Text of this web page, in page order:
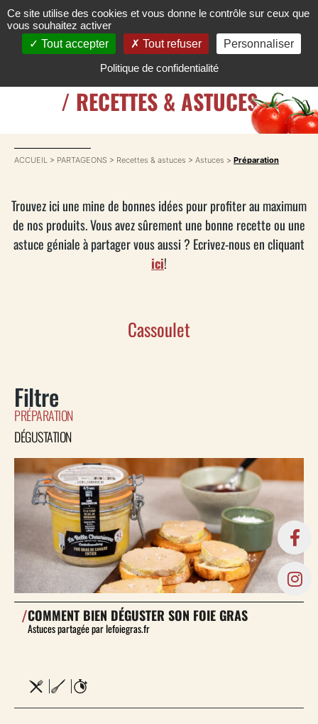
/ RECETTES & ASTUCES
ACCUEIL > PARTAGEONS > Recettes & astuces > Astuces > Préparation
Trouvez ici une mine de bonnes idées pour profiter au maximum
de nos produits. Vous avez sûrement une bonne recette ou une
astuce géniale à partager vous aussi ? Ecrivez-nous en cliquant
ici!
Cassoulet
Filtre
PRÉPARATION
DÉGUSTATION
/COMMENT BIEN DÉGUSTER SON FOIE GRAS
Astuces partagée par lefoiegras.fr
Ce site utilise des cookies et vous donne le contrôle sur ceux que
vous souhaitez activer
Tout accepter
Tout refuser
Personnaliser
Politique de confidentialité